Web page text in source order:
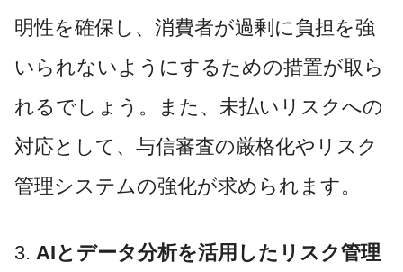
明性を確保し、消費者が過剰に負担を強
いられないようにするための措置が取ら
れるでしょう。また、未払いリスクへの
対応として、与信審査の厳格化やリスク
管理システムの強化が求められます。
3. AIとデータ分析を活用したリスク管理